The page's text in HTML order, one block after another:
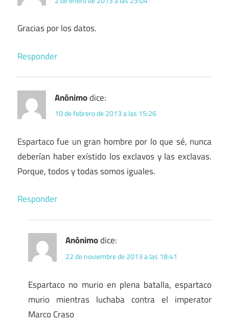
Gracias por los datos.
Responder
Anónimodice:
10 de febrero de 2013 a las 15:26
Espartaco fue un gran hombre por lo que sé, nunca
deberían haber exístido los exclavos y las exclavas.
Porque, todos y todas somos iguales.
Responder
Anónimodice:
22 de noviembre de 2013 a las 18:41
Espartaco no murio en plena batalla, espartaco
murio mientras luchaba contra el imperator
Marco Craso